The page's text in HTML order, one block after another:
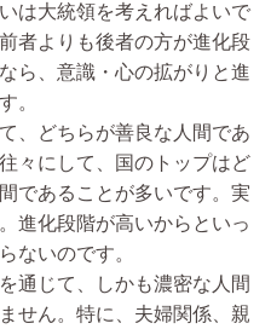
は大統領を考えればよいで
者よりも後者の方が進化段
ら、意識・心の拡がりと進
。
、どちらが善良な人間であ
々にして、国のトップはど
であることが多いです。実
進化段階が高いからといっ
ないのです。
通じて、しかも濃密な人間
せん。特に、夫婦関係、親